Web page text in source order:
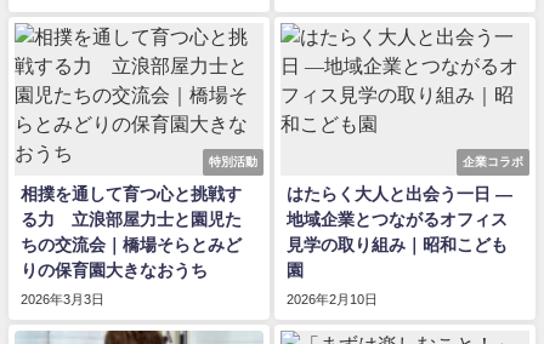
特別活動
相撲を通して育つ心と挑戦す
る力 立浪部屋力士と園児た
ちの交流会｜橋場そらとみど
りの保育園大きなおうち
2026年3月3日
企業コラボ
はたらく大人と出会う一日 ―
地域企業とつながるオフィス
見学の取り組み｜昭和こども
園
2026年2月10日